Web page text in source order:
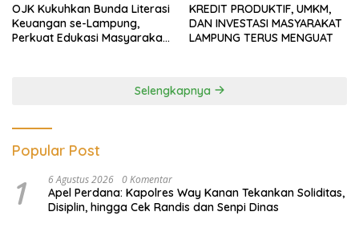
OJK Kukuhkan Bunda Literasi
Keuangan se-Lampung,
Perkuat Edukasi Masyarakat
KREDIT PRODUKTIF, UMKM,
DAN INVESTASI MASYARAKAT
LAMPUNG TERUS MENGUAT
Selengkapnya
Popular Post
1 6 Agustus 2026 0 Komentar
Apel Perdana: Kapolres Way Kanan Tekankan Soliditas,
Disiplin, hingga Cek Randis dan Senpi Dinas